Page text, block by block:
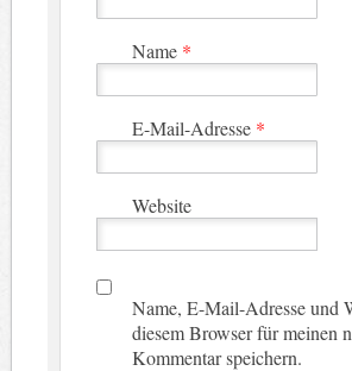
Name *
E-Mail-Adresse *
Website
Name, E-Mail-Adresse und
diesem Browser für meinen
Kommentar speichern.